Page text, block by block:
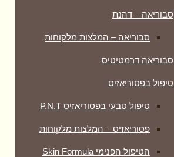
סבוריאה – דהנת
סבוריאה – המלצות מלקוחות
סבוריאה דרמטיטיס
טיפול בפסוריאזיס
טיפול טבעי בפסוריאזיס P.N.T
פסוריאזיס – המלצות מלקוחות
הטיפול הפנימי Skin Formula